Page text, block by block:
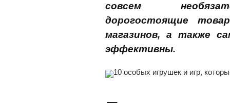
совсем
дорогостоящие
магазинов, а также
эффективны.